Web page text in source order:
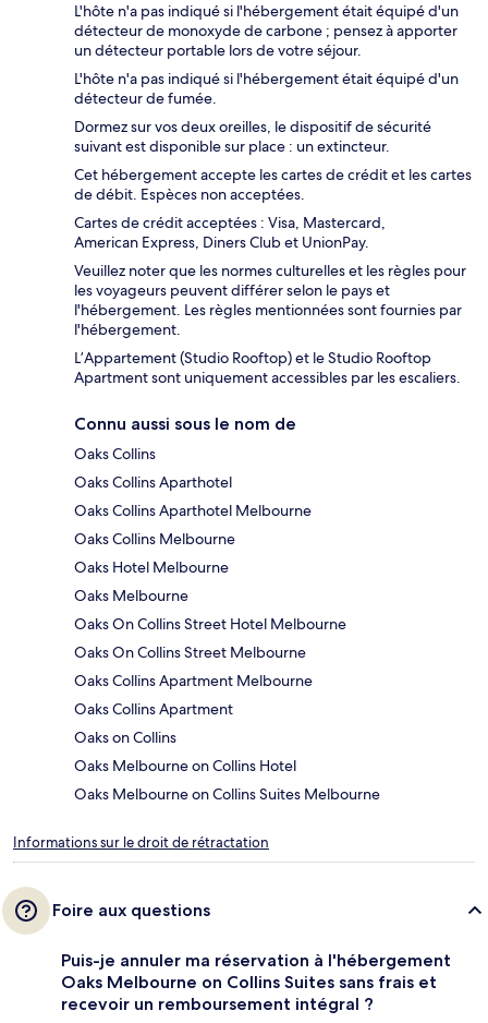
L'hôte n'a pas indiqué si l'hébergement était équipé d'un
détecteur de monoxyde de carbone ; pensez à apporter
un détecteur portable lors de votre séjour.
L'hôte n'a pas indiqué si l'hébergement était équipé d'un
détecteur de fumée.
Dormez sur vos deux oreilles, le dispositif de sécurité
suivant est disponible sur place : un extincteur.
Cet hébergement accepte les cartes de crédit et les cartes
de débit. Espèces non acceptées.
Cartes de crédit acceptées : Visa, Mastercard,
American Express, Diners Club et UnionPay.
Veuillez noter que les normes culturelles et les règles pour
les voyageurs peuvent différer selon le pays et
l'hébergement. Les règles mentionnées sont fournies par
l'hébergement.
L’Appartement (Studio Rooftop) et le Studio Rooftop
Apartment sont uniquement accessibles par les escaliers.
Connu aussi sous le nom de
Oaks Collins
Oaks Collins Aparthotel
Oaks Collins Aparthotel Melbourne
Oaks Collins Melbourne
Oaks Hotel Melbourne
Oaks Melbourne
Oaks On Collins Street Hotel Melbourne
Oaks On Collins Street Melbourne
Oaks Collins Apartment Melbourne
Oaks Collins Apartment
Oaks on Collins
Oaks Melbourne on Collins Hotel
Oaks Melbourne on Collins Suites Melbourne
Informations sur le droit de rétractation
Foire aux questions
Puis-je annuler ma réservation à l'hébergement
Oaks Melbourne on Collins Suites sans frais et
recevoir un remboursement intégral ?